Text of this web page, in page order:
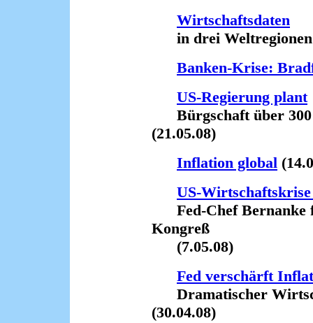
Wirtschaftsdaten
in drei Weltregionen
Banken-Krise:
US-Regierung plant
Bürgschaft über 300
(21.05.08)
Inflation global
US-
Fed-Chef Bernanke
Kongreß
(7.05.08)
Fed verschärft
Dramatischer
(30.04.08)